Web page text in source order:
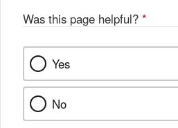
Was this page helpful? *
Yes
No